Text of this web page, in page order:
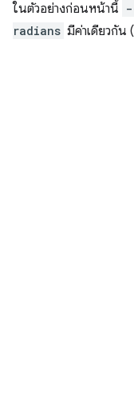
ในตัวอย่างก่อนหน้านี้
radians มีค่าเดียวกั